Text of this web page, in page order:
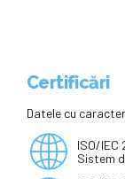
Certificări
Datele cu
ISO/IEC
Sistem